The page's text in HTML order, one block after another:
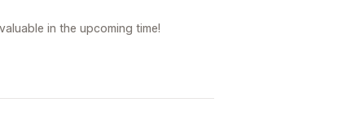
in the upcoming time!